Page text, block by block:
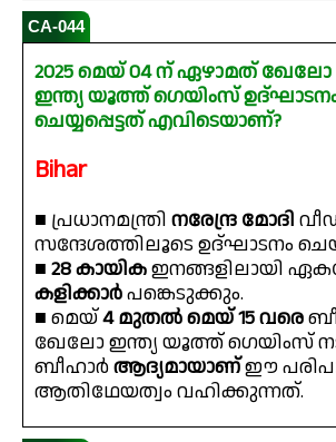
CA-044
2025 മെയ് 04 ന് ഏഴാമത് ഖേലോ
ഇന്ത്യ യൂത്ത് ഗെയിംസ്
ചെയ്യപ്പെട്ടത് എവിടെയാണ്?
Bihar
■ പ്രധാനമന്ത്രി നരേന്ദ്ര മോദി
സന്ദേശത്തിലൂടെ ഉദ്ഘാടനം
■ 28 കായികഇനങ്ങളിലായി
കളിക്കാർപങ്കെടുക്കും.
■ മെയ്4 മുതൽ മെയ് 15 വരെ
ഖേലോ ഇന്ത്യ യൂത്ത് ഗെയിംസ്
ബീഹാർആദ്യമായാണ്ഈ
ആതിഥേയത്വം വഹിക്കുന്നത്.